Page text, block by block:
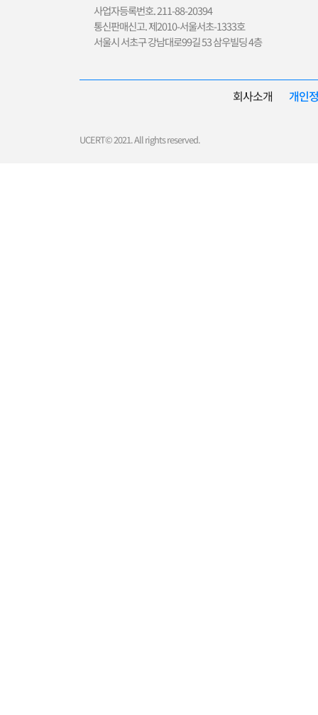
사업자등록번호. 211-88-20394
통신판매신고. 제2010-서울서초-1333호
서울시 서초구 강남대로99길 53 삼우빌딩 4층
회사소개 개인
UCERT© 2021. All rights reserved.